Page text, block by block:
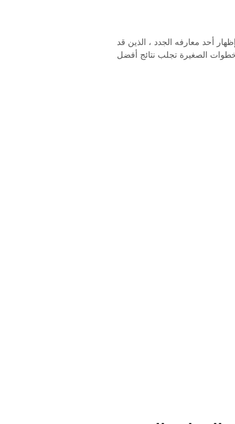
أحد معارفه الجدد ، الذين قد